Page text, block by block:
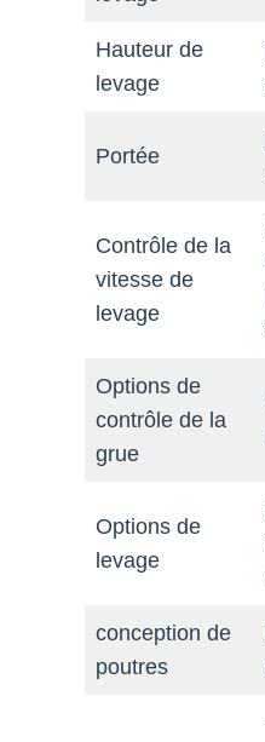
Hauteur de
levage
Portée
Contrôle de la
vitesse de
levage
Options de
contrôle de la
grue
Options de
levage
conception de
poutres